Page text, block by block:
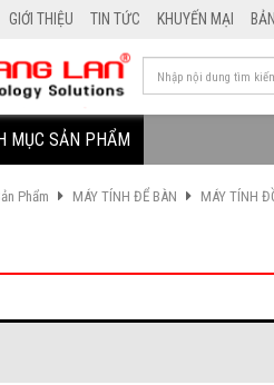
GIỚI THIỆU TIN TỨC KHUYẾN MẠI
MỤC SẢN PHẨM
Phẩm MÁY TÍNH ĐỂ BÀN MÁY TÍNH